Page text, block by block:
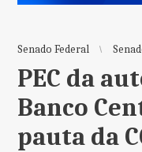
Senado Federal
PEC da
Banco
pauta da